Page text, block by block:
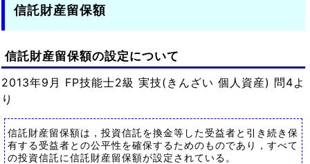
信託財産留保額
信託財産留保額の設定について
2013年9月 FP技能士2級 実技(きんざい 個人資産) 問4よ
り
信託財産留保額は，投資信託を換金等した受益者と引き続き保
有する受益者との公平性を確保するためのものであり，すべて
の投資信託に信託財産留保額が設定されている。